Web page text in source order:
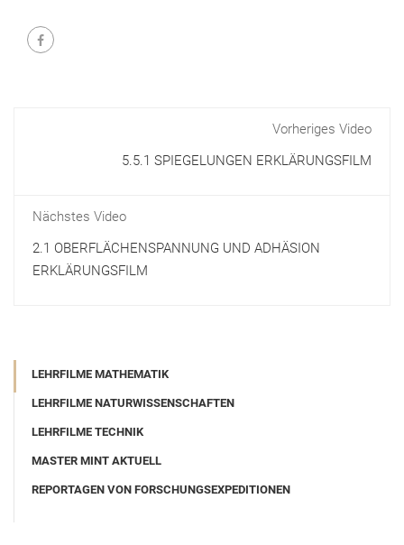
Vorheriges Video
5.5.1 SPIEGELUNGEN ERKLÄRUNGSFILM
Nächstes Video
2.1 OBERFLÄCHENSPANNUNG UND ADHÄSION
ERKLÄRUNGSFILM
LEHRFILME MATHEMATIK
LEHRFILME NATURWISSENSCHAFTEN
LEHRFILME TECHNIK
MASTER MINT AKTUELL
REPORTAGEN VON FORSCHUNGSEXPEDITIONEN